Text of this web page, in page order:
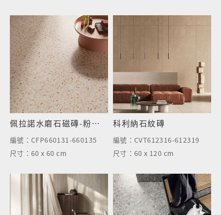
佩拉諾水磨石磁磚-粉彩橘
編號： CFP660131-660135
尺寸：60 x 60 cm
科利納石紋磚
編號： CVT612316-612319
尺寸：60 x 120 cm